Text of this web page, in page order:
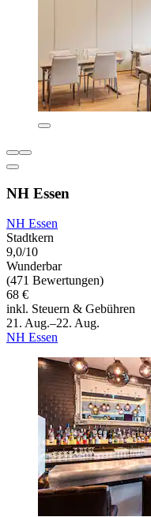
NH Essen
NH Essen
Stadtkern
9,0/10
Wunderbar
(471 Bewertungen)
68 €
inkl. Steuern & Gebühren
21. Aug.–22. Aug.
NH Essen